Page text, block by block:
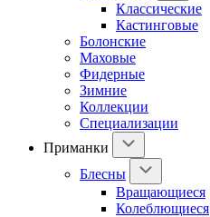
Классические
Кастинговые
Болонские
Маховые
Фидерные
Зимние
Коллекции
Специализации
Приманки
Блесны
Вращающиеся
Колеблющиеся